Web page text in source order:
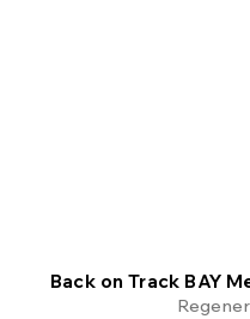
Back on Track BAY